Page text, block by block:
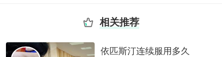
相关推荐
依匹斯汀连续服用多久